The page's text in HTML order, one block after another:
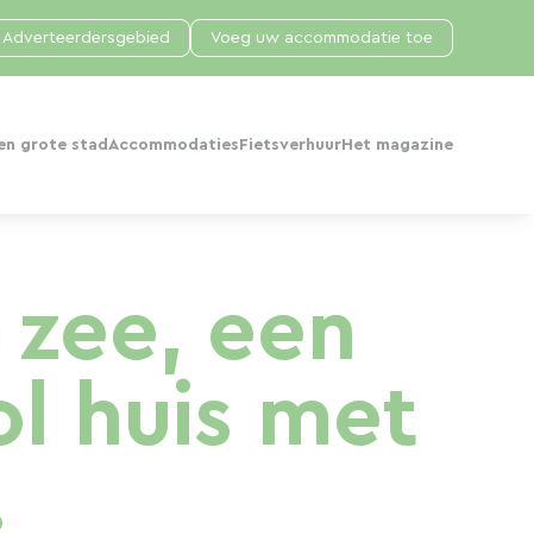
grote stad Accommodaties Fietsverhuur Het magazine
Adverteerdersgebied Voeg uw accommodatie toe
een
huis met